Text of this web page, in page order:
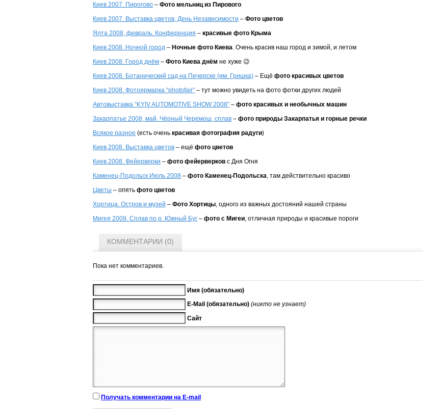
Киев 2007. Пирогово – Фото мельниц из Пирового
Киев 2007. Выставка цветов, День Независимости – Фото цветов
Ялта 2008, февраль. Конференция – красивые фото Крыма
Киев 2008. Ночной город – Ночные фото Киева . Очень красив наш город и зимой, и летом
Киев 2008. Город днём – Фото Киева днём не хуже 😉
Киев 2008. Ботанический сад на Печерске (им. Гришка) – Ещё фото красивых цветов
Киев 2008. Фотоярмарка “photofair” – тут можно увидеть на фото фотки других людей
Автовыставка “KYIV AUTOMOTIVE SHOW 2008” – фото красивых и необычных машин
Закарпатье 2008, май. Чёрный Черемош, сплав – фото природы Закарпатья и горные речки
Всякое разное (есть очень красивая фотография радуги)
Киев 2008. Выставка цветов – ещё фото цветов
Киев 2008. Фейерверки – фото фейерверков с Дня Огня
Каменец-Подольск Июль 2008 – фото Каменец-Подольска , там действительно красиво
Цветы – опять фото цветов
Хортица. Остров и музей – Фото Хортицы , одного из важных достояний нашей страны
Мигея 2009. Сплав по р. Южный Буг – фото с Мигеи , отличная природы и красивые пороги
КОММЕНТАРИИ (0)
Пока нет комментариев.
Имя (обязательно)
E-Mail (обязательно) (никто не узнает)
Сайт
Получать комментарии на E-mail